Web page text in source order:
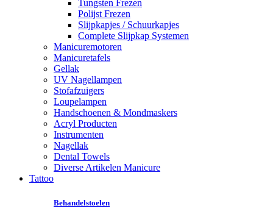
Tungsten Frezen
Polijst Frezen
Slijpkapjes / Schuurkapjes
Complete Slijpkap Systemen
Manicuremotoren
Manicuretafels
Gellak
UV Nagellampen
Stofafzuigers
Loupelampen
Handschoenen & Mondmaskers
Acryl Producten
Instrumenten
Nagellak
Dental Towels
Diverse Artikelen Manicure
Tattoo
Behandelstoelen